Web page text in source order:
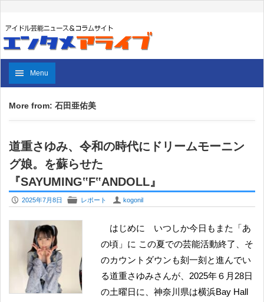
Menu
More from: 石田亜佑美
道重さゆみ、令和の時代にドリームモーニン
グ娘。を蘇らせた
『SAYUMING‟F‟ANDOLL』
P 2025年7月8日 F レポート U kogonil
はじめに いつしか今日もまた「あ
の頃」に この夏での芸能活動終了、そ
のカウントダウンも刻一刻と進んでい
る道重さゆみさんが、2025年６月28日
の土曜日に、神奈川県は横浜Bay Hall